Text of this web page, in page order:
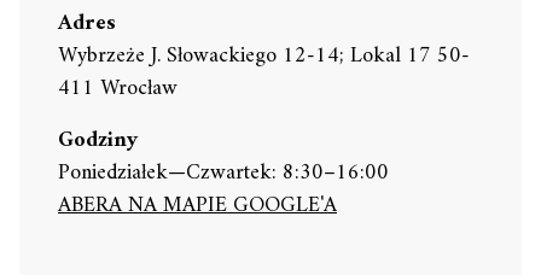
Adres
Wybrzeże J. Słowackiego 12-14; Lokal 17 50-
411 Wrocław
Godziny
Poniedziałek—Czwartek: 8:30–16:00
ABERA NA MAPIE GOOGLE'A